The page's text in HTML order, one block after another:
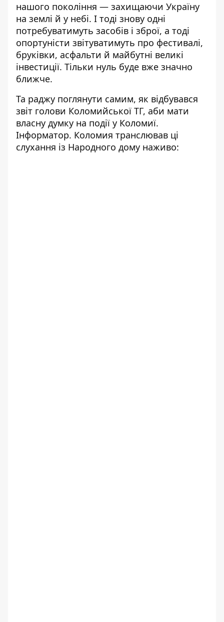
нашого покоління — захищаючи Україну
на землі й у небі. І тоді знову одні
потребуватимуть засобів і зброї, а тоді
опортуністи звітуватимуть про фестивалі,
бруківки, асфальти й майбутні великі
інвестиції. Тільки нуль буде вже значно
ближче.
Та раджу поглянути самим, як відбувався
звіт голови Коломийської ТГ, аби мати
власну думку на події у Коломиї.
Інформатор. Коломия транслював ці
слухання із Народного дому наживо: